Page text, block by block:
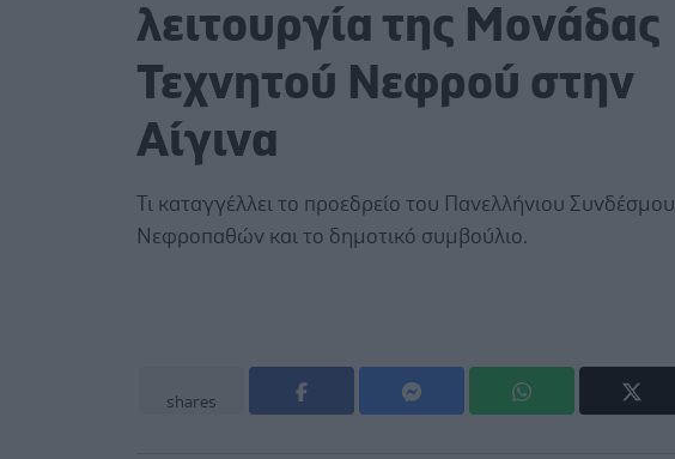
λειτουργία της Μονάδας
Τεχνητού Νεφρού στην
Αίγινα
Τι καταγγέλλει το προεδρείο του Πανελλήνιου Συνδέσμου
Νεφροπαθών και το δημοτικό συμβούλιο.
shares